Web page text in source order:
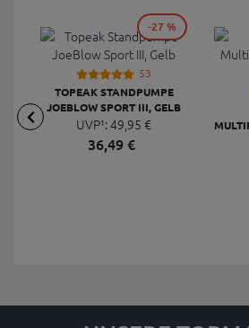
53
TOPEAK STANDPUMPE
JOEBLOW SPORT III, GELB
UVP¹:49,95 €
36,49€
-27 %